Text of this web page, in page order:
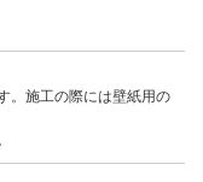
。施工の際には壁紙用の